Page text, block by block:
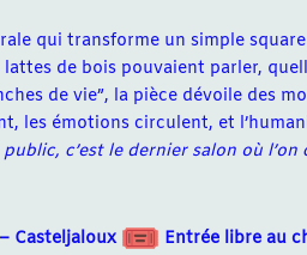
qui transforme un simple
de bois pouvaient parler,
de vie”, la pièce dévoile des
les émotions circulent, et
c’est le dernier salon où l’on
Casteljaloux Entrée libre au